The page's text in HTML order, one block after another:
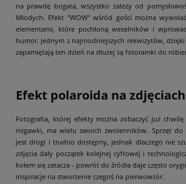
na prawdę bogata, wszystko zależy od
Młodych. Efekt "WOW" wśród gości można
elementami, które pochłoną weselników i
humor. Jednym z najmodniejszych rekwizytów,
zapamiętają ten dzień na dłużej są fotoramki do
Efekt polaroida na
Fotografia, której efekty można zobaczyć już
migawki, ma wielu swoich zwolenników. Sprzęt do
jest drogi i trudno dostępny, jednak dlaczego nie
zdjęcia dały początek kolejnej cyfrowej i
kołem się zatacza - powrót do źródła daje często
inspiracje na stworzenie czegoś na pierwowzór.